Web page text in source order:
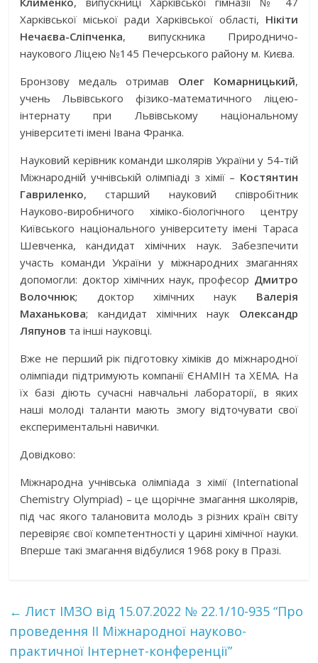
Харківської міської ради Харківської області, Нікіти
Нечаєва-Сліпченка, випускника Природничо-
наукового Ліцею №145 Печерського району м. Києва.
Бронзову медаль отримав Олег Комарницький,
учень Львівського фізико-математичного ліцею-
інтернату при Львівському національному
університеті імені Івана Франка.
Науковий керівник команди школярів України у 54-тій
Міжнародній учнівській олімпіаді з хімії – Костянтин
Гавриленко, старший науковий співробітник
Науково-виробничого хіміко-біологічного центру
Київського національного університету імені Тараса
Шевченка, кандидат хімічних наук. Забезпечити
участь команди України у міжнародних змаганнях
допомогли: доктор хімічних наук, професор Дмитро
Волочнюк; доктор хімічних наук Валерія
Маханькова; кандидат хімічних наук Олександр
Ляпунов та інші науковці.
Вже не перший рік підготовку хіміків до міжнародної
олімпіади підтримують компанії ЄНАМІН та ХЕМА. На
їх базі діють сучасні навчальні лабораторії, в яких
наші молоді таланти мають змогу відточувати свої
експериментальні навички.
Довідково:
Міжнародна учнівська олімпіада з хімії (International
Chemistry Olympiad) – це щорічне змагання школярів,
під час якого талановита молодь з різних країн світу
перевіряє свої компетентності у царині хімічної науки.
Вперше такі змагання відбулися 1968 року в Празі.
← Лист ІМЗО від 15.07.2022 № 22.1/10-935 “Про
проведення ІІ Міжнародної науково-
практичної Інтернет-конференції”